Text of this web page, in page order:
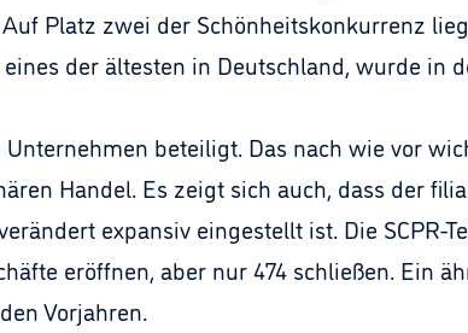
Platz zwei der Schönheitskonkurrenz
der ältesten in Deutschland, wurde in
beteiligt. Das nach wie vor
Handel. Es zeigt sich auch, dass der
expansiv eingestellt ist. Die SCPR-
eröffnen, aber nur 474 schließen. Ein
Vorjahren.